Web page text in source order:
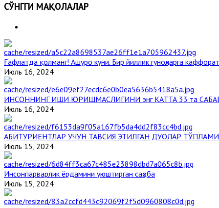
СЎНГГИ МАҚОЛАЛАР
Ғафлатда қолманг! Ашуро куни. Бир йиллик гуноҳларга
Июль 16, 2024
ИНСОННИНГ ИШИ ЮРИШМАСЛИГИНИ энг КАТТА 33 та
Июль 16, 2024
АБИТУРИЕНТЛАР УЧУН ТАВСИЯ ЭТИЛГАН ДУОЛАР ТЎПЛАМИ
Июль 15, 2024
Инсонпарварлик ёрдамини уюштирган саҳоба
Июль 15, 2024